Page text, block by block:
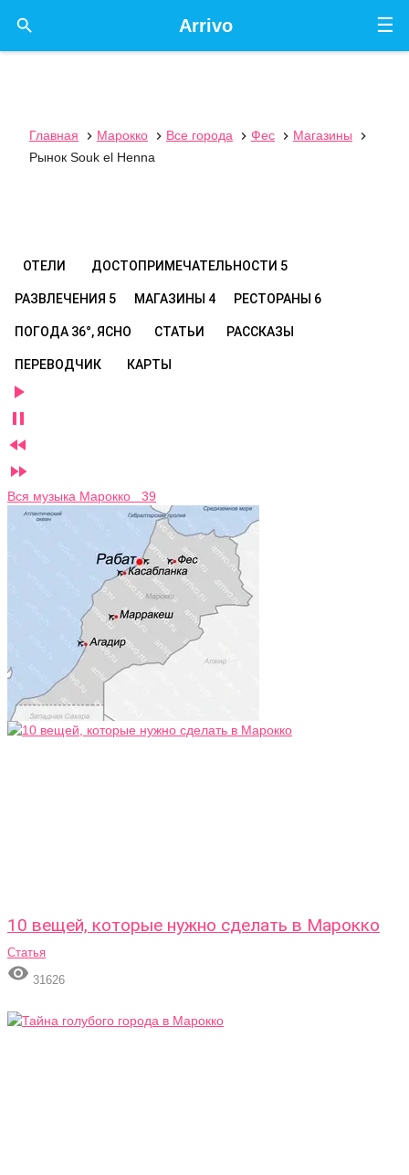
☰
Arrivo

Главная  Марокко  Все города  Фес  Магазины

Рынок Souk el Henna
ОТЕЛИ ДОСТОПРИМЕЧАТЕЛЬНОСТИ 5
РАЗВЛЕЧЕНИЯ 5 МАГАЗИНЫ 4 РЕСТОРАНЫ 6
ПОГОДА 36°, ЯСНО СТАТЬИ РАССКАЗЫ
ПЕРЕВОДЧИК КАРТЫ




Вся музыка Марокко 39
10 вещей, которые нужно сделать в Марокко
Статья
 31626